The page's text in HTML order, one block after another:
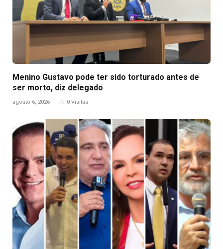
Menino Gustavo pode ter sido torturado antes de
ser morto, diz delegado
agosto 6, 2026 0 Visitas